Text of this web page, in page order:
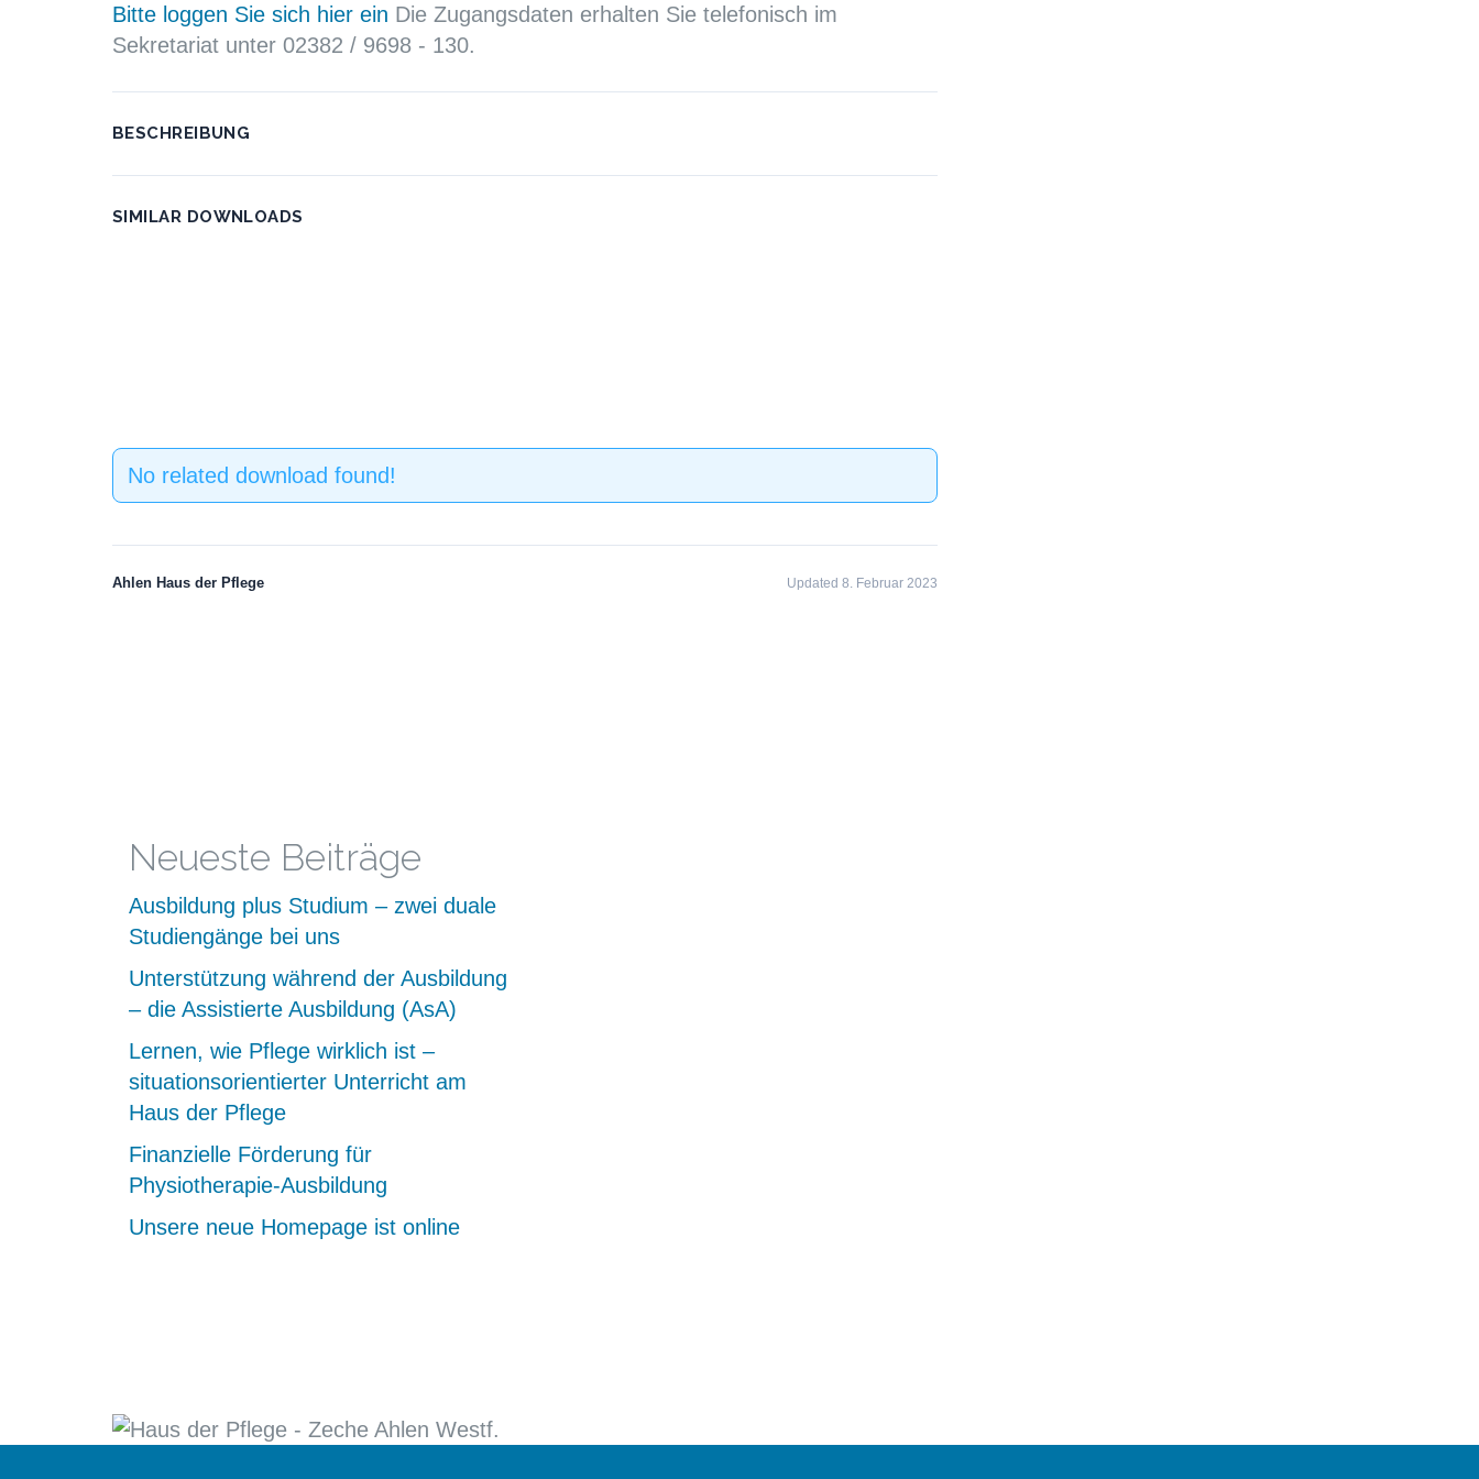
Bitte loggen Sie sich hier ein Die Zugangsdaten erhalten Sie telefonisch im
Sekretariat unter 02382 / 9698 - 130.
BESCHREIBUNG
SIMILAR DOWNLOADS
No related download found!
Ahlen Haus der Pflege Updated 8. Februar 2023
Neueste Beiträge
Ausbildung plus Studium – zwei duale
Studiengänge bei uns
Unterstützung während der Ausbildung
– die Assistierte Ausbildung (AsA)
Lernen, wie Pflege wirklich ist –
situationsorientierter Unterricht am
Haus der Pflege
Finanzielle Förderung für
Physiotherapie-Ausbildung
Unsere neue Homepage ist online